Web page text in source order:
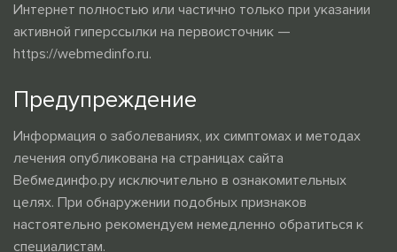
Интернет полностью или частично только при указании
активной гиперссылки на первоисточник —
https://webmedinfo.ru.
Предупреждение
Информация о заболеваниях, их симптомах и методах
лечения опубликована на страницах сайта
Вебмединфо.ру исключительно в ознакомительных
целях. При обнаружении подобных признаков
настоятельно рекомендуем немедленно обратиться к
специалистам.